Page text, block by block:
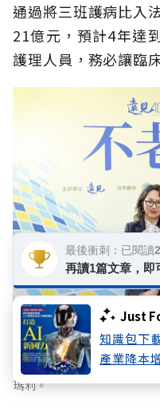
Just
知識包下
產業降本
通過將三班護病比入
21億元，預計4年達
護理人員，務必讓臨
(左起)衛生福利部中央健
瑪利。
最後衝刺：已閱讀
再讀1篇文章，即